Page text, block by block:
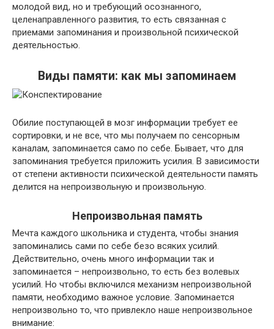
молодой вид, но и требующий осознанного,
целенаправленного развития, то есть связанная с
приемами запоминания и произвольной психической
деятельностью.
Виды памяти: как мы запоминаем
Обилие поступающей в мозг информации требует ее
сортировки, и не все, что мы получаем по сенсорным
каналам, запоминается само по себе. Бывает, что для
запоминания требуется приложить усилия. В зависимости
от степени активности психической деятельности память
делится на непроизвольную и произвольную.
Непроизвольная память
Мечта каждого школьника и студента, чтобы знания
запоминались сами по себе безо всяких усилий.
Действительно, очень много информации так и
запоминается – непроизвольно, то есть без волевых
усилий. Но чтобы включился механизм непроизвольной
памяти, необходимо важное условие. Запоминается
непроизвольно то, что привлекло наше непроизвольное
внимание: